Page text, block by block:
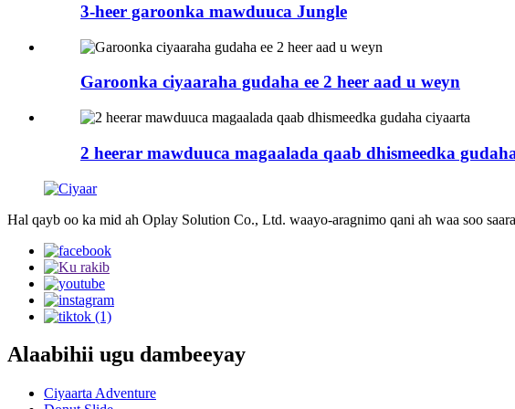
3-heer garoonka mawduuca Jungle
Garoonka ciyaaraha gudaha ee 2 heer aad u weyn
2 heerar mawduuca magaalada qaab dhismeedka
Hal qayb oo ka mid ah Oplay Solution Co., Ltd. waayo-aragnimo qani ah waa soo
Alaabihii ugu dambeeyay
Ciyaarta Adventure